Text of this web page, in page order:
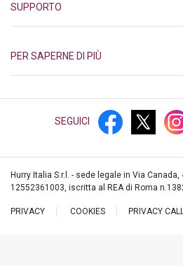
SUPPORTO
PER SAPERNE DI PIÙ
SEGUICI
Hurry Italia S.r.l. - sede legale in Via
12552361003, iscritta al REA di Roma
PRIVACY COOKIES PRIVACY